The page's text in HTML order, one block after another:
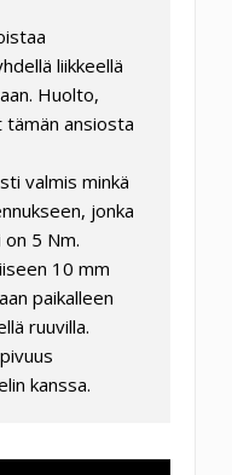
liikkeellä
Huolto,
ansiosta
valmis minkä
jonka
5 Nm.
10 mm
paikalleen
ruuvilla.
kanssa.